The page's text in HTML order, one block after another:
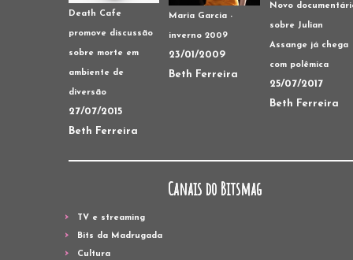
Death Cafe
promove discussão
sobre morte em
ambiente de
diversão
27/07/2015
Beth Ferreira
Maria Garcia -
inverno 2009
23/01/2009
Beth Ferreira
Novo
sobre Julian
Assange já chega
com polêmica
25/07/2017
Beth Ferreira
Canais do Bitsmag
TV e streaming
Bits da Madrugada
Cultura